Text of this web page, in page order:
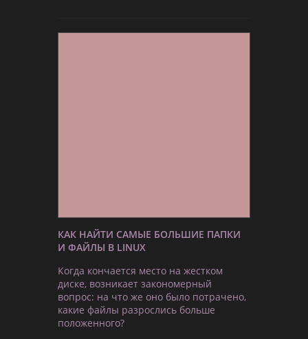
КАК НАЙТИ САМЫЕ БОЛЬШИЕ ПАПКИ
И ФАЙЛЫ В LINUX
Когда кончается место на жестком
диске, возникает закономерный
вопрос: на что же оно было потрачено,
какие файлы разрослись больше
положенного?